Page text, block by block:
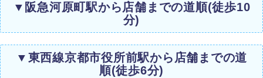
▼阪急河原町駅から店舗までの道順(徒歩10
分)
▼東西線京都市役所前駅から店舗までの道
順(徒歩6分)